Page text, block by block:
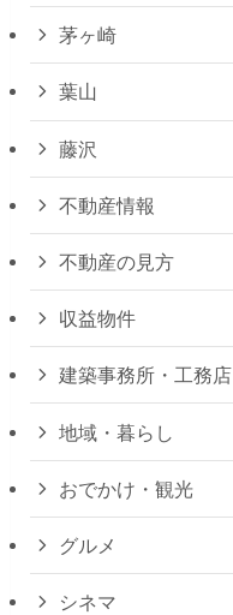
茅ヶ崎
葉山
藤沢
不動産情報
不動産の見方
収益物件
建築事務所・工務店
地域・暮らし
おでかけ・観光
グルメ
シネマ